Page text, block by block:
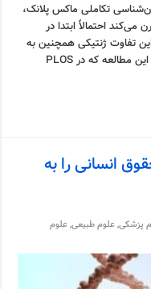
تکاملی ماکس پلانک،
احتمالاً ابتدا در
تفاوت ژنتیکی همچنین به
آنان مقاومت بیشتری در مقابل سرما می‌دهد. این مطالعه که در PLOS
انسانی را به
پزشکی,علوم طبیعی,علوم